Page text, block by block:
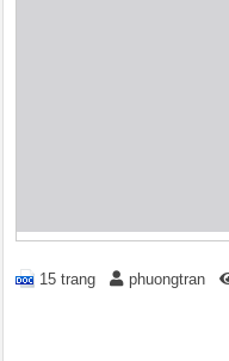
15 trang phuongtran